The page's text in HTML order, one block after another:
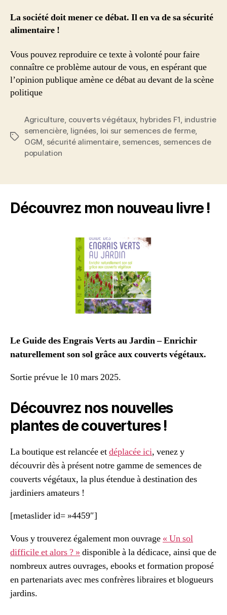
La société doit mener ce débat. Il en va de sa sécurité
alimentaire !
Vous pouvez reproduire ce texte à volonté pour faire
connaître ce problème autour de vous, en espérant que
l’opinion publique amène ce débat au devant de la scène
politique
Étiquettes
Agriculture couverts végétaux, hybrides F1 industrie
semencière, lignées loi sur semences de ferme,
OGM sécurité alimentaire, semences semences de
population
Découvrez mon nouveau livre !
Le Guide des Engrais Verts au Jardin – Enrichir
naturellement son sol grâce aux couverts végétaux.
Sortie prévue le 10 mars 2025.
Découvrez nos nouvelles
plantes de couvertures !
La boutique est relancée etdéplacée ici, venez y
découvrir dès à présent notre gamme de semences de
couverts végétaux, la plus étendue à destination des
jardiniers amateurs !
[metaslider id= »4459″]
Vous y trouverez également mon ouvrage « Un sol
difficile et alors ? » disponible à la dédicace, ainsi que de
nombreux autres ouvrages, ebooks et formation proposé
en partenariats avec mes confrères libraires et blogueurs
jardins.